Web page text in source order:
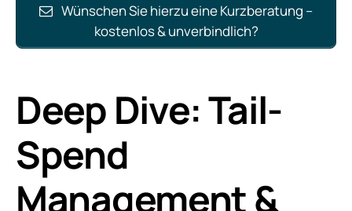
Wünschen Sie hierzu eine Kurzberatung –
kostenlos & unverbindlich?
Deep Dive: Tail-
Spend
Management &